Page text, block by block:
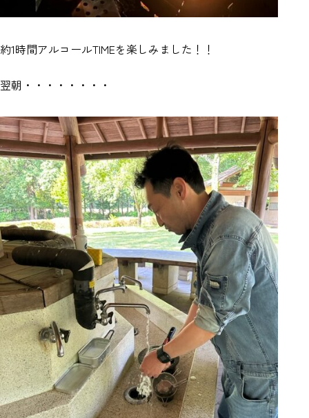
約1時間アルコールTIMEを楽しみました！！
翌朝・・・・・・・・